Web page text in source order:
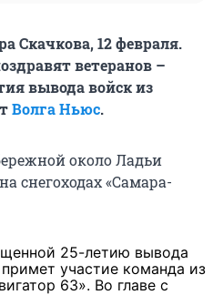
Скачкова, 12 февраля.
ветеранов –
вывода войск из
Волга Ньюс.
около Ладьи
снегоходах «Самара-
25-летию вывода
участие команда из
63». Во главе с